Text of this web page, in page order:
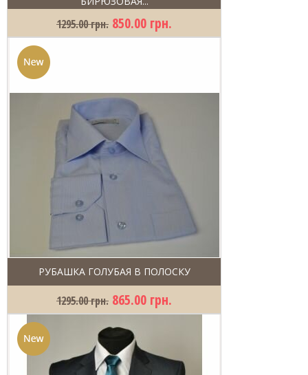
1295.00 грн. 850.00 грн.
РУБАШКА ГОЛУБАЯ В ПОЛОСКУ
1295.00 грн. 865.00 грн.